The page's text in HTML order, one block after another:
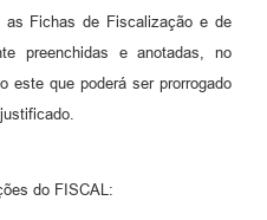
as Fichas de Fiscalização e de
preenchidas e anotadas, no
este que poderá ser prorrogado
do FISCAL: